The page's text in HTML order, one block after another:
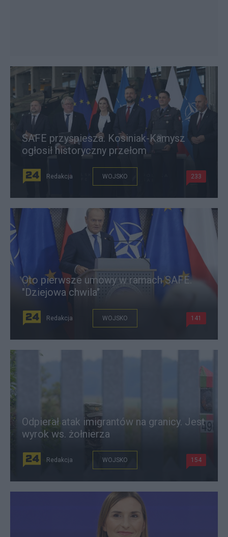
SAFE przyspiesza. Kosiniak-Kamysz
ogłosił historyczny przełom
Redakcja WOJSKO 233
Oto pierwsze umowy w ramach SAFE.
"Dziejowa chwila"
Redakcja WOJSKO 141
Odpierał atak imigrantów na granicy. Jest
wyrok ws. żołnierza
Redakcja WOJSKO 154